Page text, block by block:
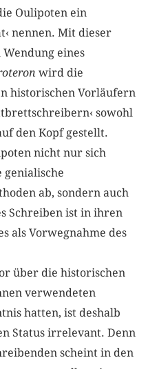
Oulipoten ein
nennen. Mit dieser
eines
wird die
historischen Vorläufern
sowohl
den Kopf gestellt.
nicht nur sich
genialische
ab, sondern auch
Schreiben ist in ihren
als Vorwegnahme des
über die historischen
verwendeten
hatten, ist deshalb
Status irrelevant. Denn
scheint in den